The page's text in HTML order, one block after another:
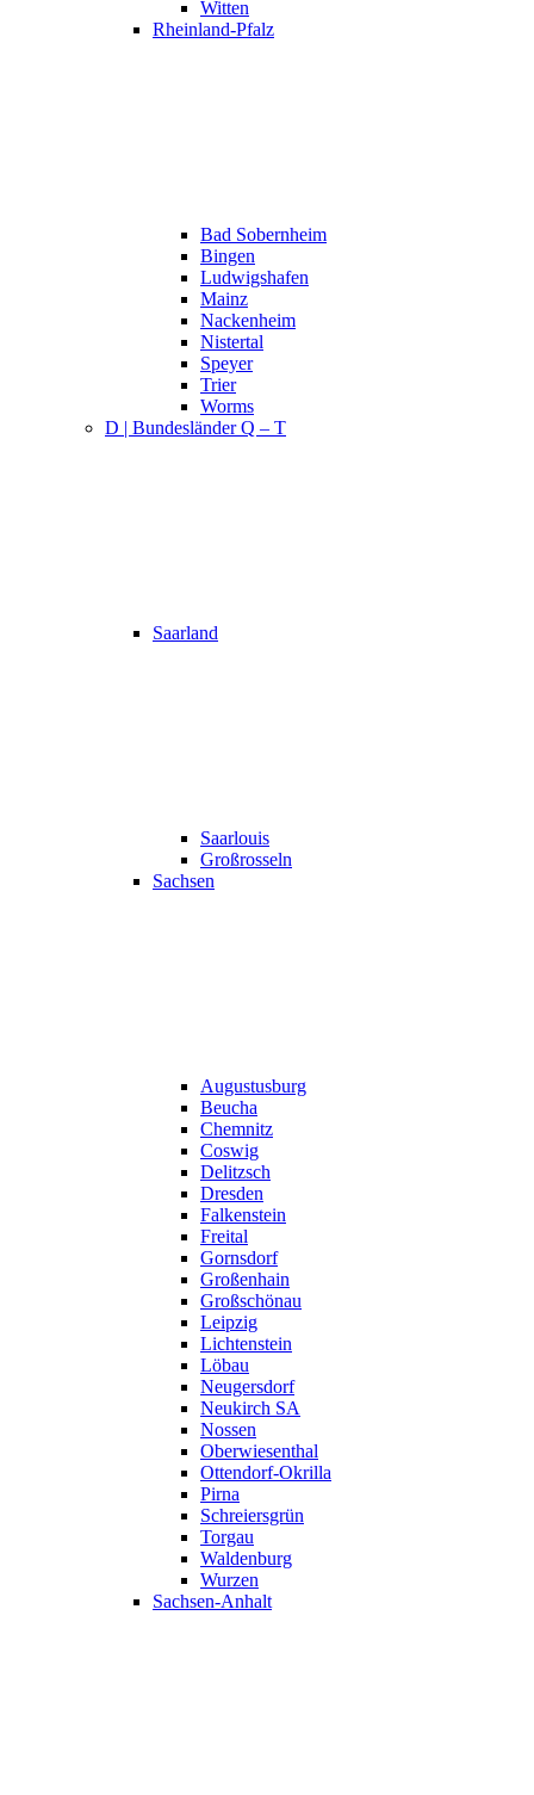
Witten
Rheinland-Pfalz
Bad Sobernheim
Bingen
Ludwigshafen
Mainz
Nackenheim
Nistertal
Speyer
Trier
Worms
D | Bundesländer Q – T
Saarland
Saarlouis
Großrosseln
Sachsen
Augustusburg
Beucha
Chemnitz
Coswig
Delitzsch
Dresden
Falkenstein
Freital
Gornsdorf
Großenhain
Großschönau
Leipzig
Lichtenstein
Löbau
Neugersdorf
Neukirch SA
Nossen
Oberwiesenthal
Ottendorf-Okrilla
Pirna
Schreiersgrün
Torgau
Waldenburg
Wurzen
Sachsen-Anhalt